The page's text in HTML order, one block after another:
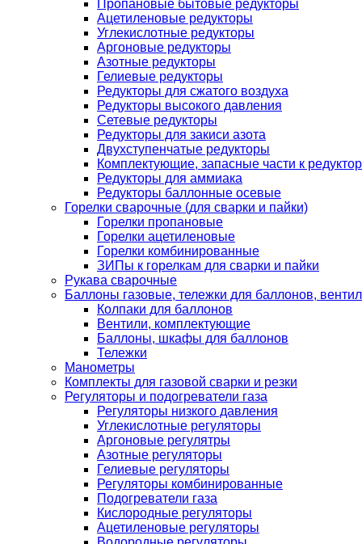
Пропановые бытовые редукторы
Ацетиленовые редукторы
Углекислотные редукторы
Аргоновые редукторы
Азотные редукторы
Гелиевые редукторы
Редукторы для сжатого воздуха
Редукторы высокого давления
Сетевые редукторы
Редукторы для закиси азота
Двухступенчатые редукторы
Комплектующие, запасные части к
Редукторы для аммиака
Редукторы баллонные осевые
Горелки сварочные (для сварки и пайки)
Горелки пропановые
Горелки ацетиленовые
Горелки комбинированные
ЗИПы к горелкам для сварки и пайки
Рукава сварочные
Баллоны газовые, тележки для баллонов,
Колпаки для баллонов
Вентили, комплектующие
Баллоны, шкафы для баллонов
Тележки
Манометры
Комплекты для газовой сварки и резки
Регуляторы и подогреватели газа
Регуляторы низкого давления
Углекислотные регуляторы
Аргоновые регулятры
Азотные регуляторы
Гелиевые регуляторы
Регуляторы комбинированные
Подогреватели газа
Кислородные регуляторы
Ацетиленовые регуляторы